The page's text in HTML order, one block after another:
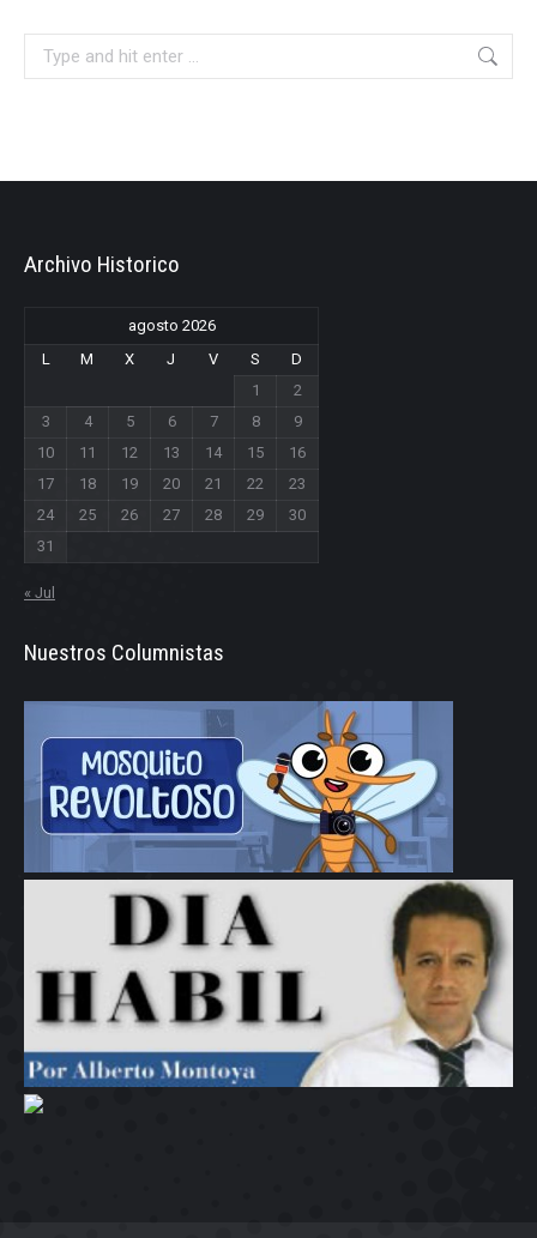
Archivo Historico
agosto 2026
L
M X J V S
D
1
2
3
4 5 6 7 8
9
10
11 12 13 14 15
16
17
18 19 20 21 22
23
24
25 26 27 28 29
30
31
« Jul
Nuestros Columnistas